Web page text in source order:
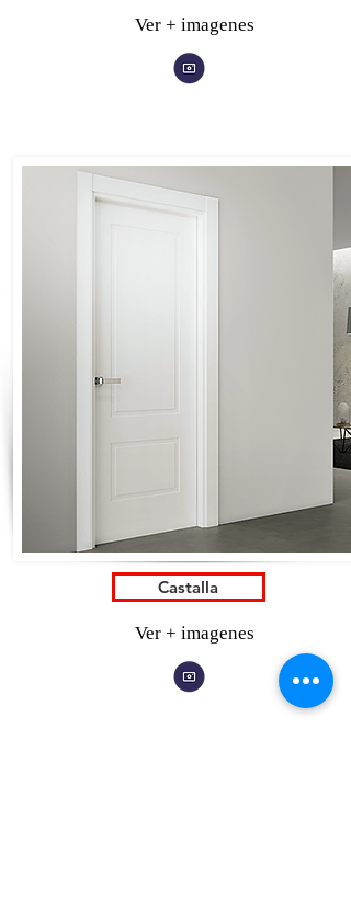
Ver + imagenes
Castalla
Ver + imagenes